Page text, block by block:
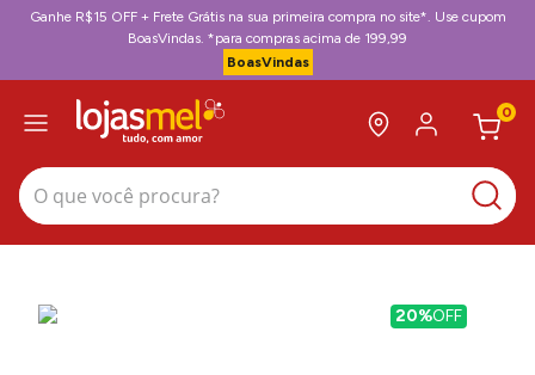
Ganhe R$15 OFF + Frete Grátis na sua primeira compra no site*. Use cupom
BoasVindas. *para compras acima de 199,99
BoasVindas
0
O que você procura?
20%OFF